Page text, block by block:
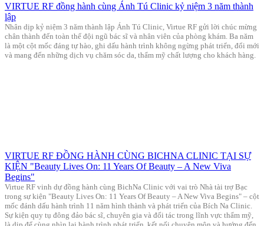
VIRTUE RF đồng hành cùng Ánh Tú Clinic kỷ niệm 3 năm thành
lập
Nhân dịp kỷ niệm 3 năm thành lập Ánh Tú Clinic, Virtue RF gửi lời chúc mừng
chân thành đến toàn thể đội ngũ bác sĩ và nhân viên của phòng khám. Ba năm
là một cột mốc đáng tự hào, ghi dấu hành trình không ngừng phát triển, đổi mới
và mang đến những dịch vụ chăm sóc da, thẩm mỹ chất lượng cho khách hàng.
VIRTUE RF ĐỒNG HÀNH CÙNG BICHNA CLINIC TẠI SỰ
KIỆN "Beauty Lives On: 11 Years Of Beauty – A New Viva
Begins"
Virtue RF vinh dự đồng hành cùng BichNa Clinic với vai trò Nhà tài trợ Bạc
trong sự kiện "Beauty Lives On: 11 Years Of Beauty – A New Viva Begins" – cột
mốc đánh dấu hành trình 11 năm hình thành và phát triển của Bích Na Clinic.
Sự kiện quy tụ đông đảo bác sĩ, chuyên gia và đối tác trong lĩnh vực thẩm mỹ,